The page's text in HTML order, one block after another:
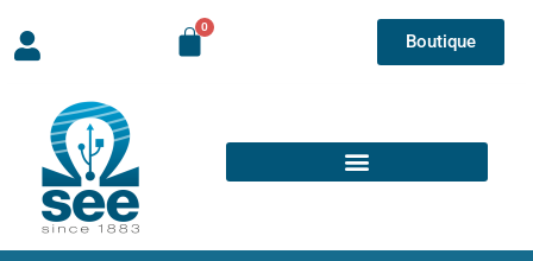
Boutique